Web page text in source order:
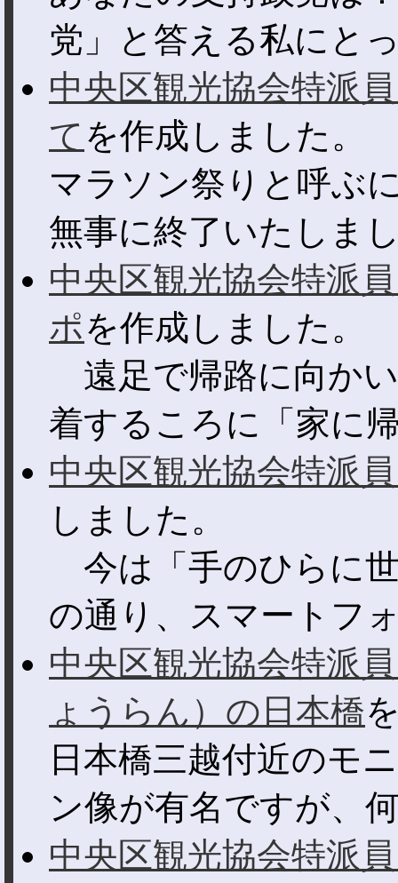
党」と答える私にと
中央区観光協会特派
て を作成しました。
マラソン祭りと呼ぶ
無事に終了いたしま
中央区観光協会特派
ポを作成しました。
遠足で帰路に向か
着するころに「家に
中央区観光協会特派
しました。
今は「手のひらに
の通り、スマートフ
中央区観光協会特派
ょうらん）の日本橋
日本橋三越付近のモ
ン像が有名ですが、
中央区観光協会特派